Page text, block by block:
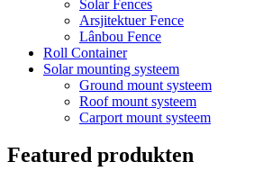
Solar Fences
Arsjitektuer Fence
Lânbou Fence
Roll Container
Solar mounting systeem
Ground mount systeem
Roof mount systeem
Carport mount systeem
Featured produkten